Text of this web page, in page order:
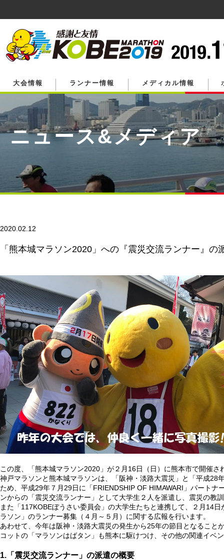
す。
大会情報 ランナー情報 メディカル情報
ニュース&メディア
2020.02.12
「熊本城マラソン2020」への『震災交流ランナー』の
この度、「熊本城マラソン2020」が２月16日（日）に熊本市で開催さ
神戸マラソンと熊本城マラソンは、「阪神・淡路大震災」と「平成
ため、平成29年７月29日に「FRIENDSHIP OF HIMAWARI」パート
ンからの「震災交流ランナー」として大学生２人を派遣し、震災の教
また「117KOBEぼうさい委員会」の大学生たちと連携して、２月14
ラソン」のランナー募集（４月～５月）に関する広報を行います。
あわせて、今年は阪神・淡路大震災の発生から25年の節目となるこ
コットの「マラソンはばタン」も熊本に駆けつけ、その他の関連イベ
1.「震災交流ランナー」の派遣の概要